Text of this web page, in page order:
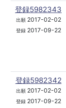
登録5982343
出願2017-02-02
登録2017-09-22
登録5982342
出願2017-02-02
登録2017-09-22